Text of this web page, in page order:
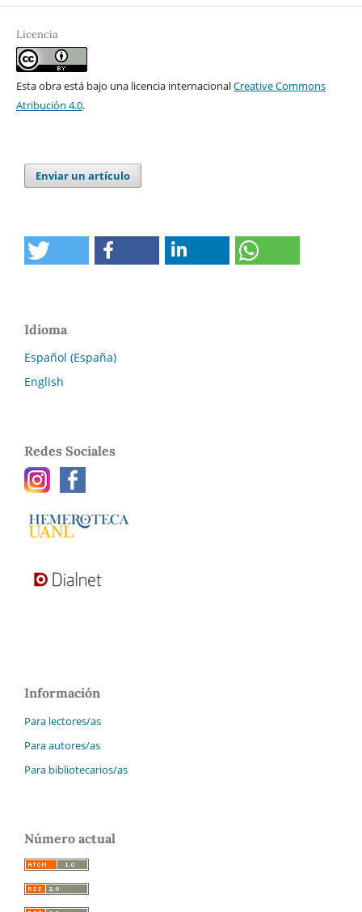
Licencia
Esta obra está bajo una licencia internacionalCreative Commons
Atribución 4.0.
Enviar un artículo
Idioma
Español (España)
English
Redes Sociales
Información
Para lectores/as
Para autores/as
Para bibliotecarios/as
Número actual